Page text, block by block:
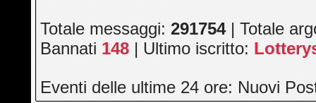
Totale messaggi:291754| Totale
Bannati 148 | Ultimo iscritto:
Eventi delle ultime 24 ore: Nuovi